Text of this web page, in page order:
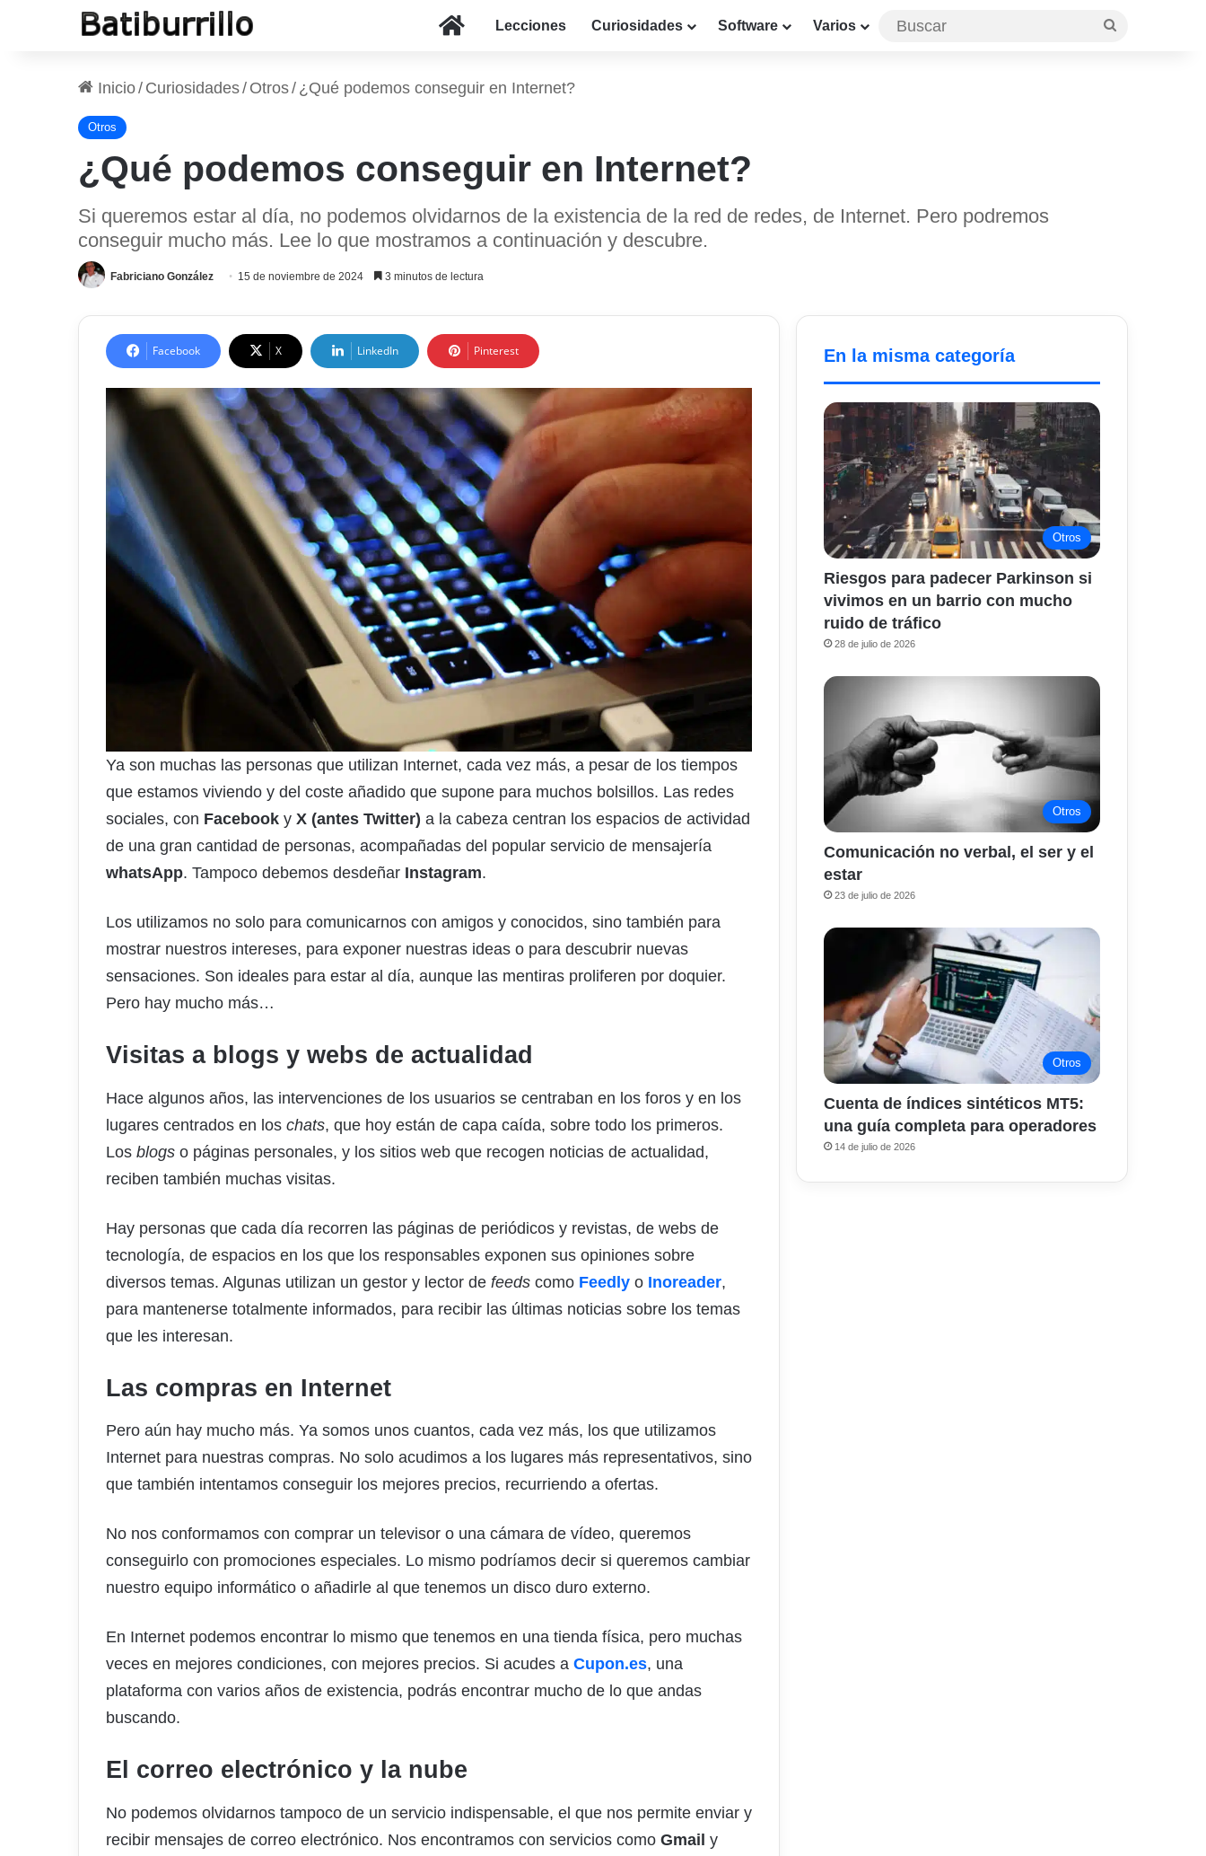
InicioLecciones Curiosidades Software Varios
Inicio/ Curiosidades/ Otros/ ¿Qué podemos conseguir en Internet?
Otros
¿Qué podemos conseguir en Internet?
Si queremos estar al día, no podemos olvidarnos de la existencia de la red de redes, de Internet. Pero podremos
conseguir mucho más. Lee lo que mostramos a continuación y descubre.
Fabriciano González 15 de noviembre de 2024 3 minutos de lectura
Facebook X LinkedIn Pinterest
Ya son muchas las personas que utilizan Internet, cada vez más, a pesar de los tiempos
que estamos viviendo y del coste añadido que supone para muchos bolsillos. Las redes
sociales, con Facebook y X (antes Twitter) a la cabeza centran los espacios de actividad
de una gran cantidad de personas, acompañadas del popular servicio de mensajería
whatsApp. Tampoco debemos desdeñar Instagram.
Los utilizamos no solo para comunicarnos con amigos y conocidos, sino también para
mostrar nuestros intereses, para exponer nuestras ideas o para descubrir nuevas
sensaciones. Son ideales para estar al día, aunque las mentiras proliferen por doquier.
Pero hay mucho más…
Visitas a blogs y webs de actualidad
Hace algunos años, las intervenciones de los usuarios se centraban en los foros y en los
lugares centrados en los chats, que hoy están de capa caída, sobre todo los primeros.
Los blogs o páginas personales, y los sitios web que recogen noticias de actualidad,
reciben también muchas visitas.
Hay personas que cada día recorren las páginas de periódicos y revistas, de webs de
tecnología, de espacios en los que los responsables exponen sus opiniones sobre
diversos temas. Algunas utilizan un gestor y lector de feeds como Feedly o Inoreader,
para mantenerse totalmente informados, para recibir las últimas noticias sobre los temas
que les interesan.
Las compras en Internet
Pero aún hay mucho más. Ya somos unos cuantos, cada vez más, los que utilizamos
Internet para nuestras compras. No solo acudimos a los lugares más representativos, sino
que también intentamos conseguir los mejores precios, recurriendo a ofertas.
No nos conformamos con comprar un televisor o una cámara de vídeo, queremos
conseguirlo con promociones especiales. Lo mismo podríamos decir si queremos cambiar
nuestro equipo informático o añadirle al que tenemos un disco duro externo.
En Internet podemos encontrar lo mismo que tenemos en una tienda física, pero muchas
veces en mejores condiciones, con mejores precios. Si acudes a Cupon.es, una
plataforma con varios años de existencia, podrás encontrar mucho de lo que andas
buscando.
El correo electrónico y la nube
No podemos olvidarnos tampoco de un servicio indispensable, el que nos permite enviar y
recibir mensajes de correo electrónico. Nos encontramos con servicios como Gmail y
En la misma categoría
Otros
Riesgos para padecer Parkinson si
vivimos en un barrio con mucho
ruido de tráfico
28 de julio de 2026
Otros
Comunicación no verbal, el ser y el
estar
23 de julio de 2026
Otros
Cuenta de índices sintéticos MT5:
una guía completa para operadores
14 de julio de 2026